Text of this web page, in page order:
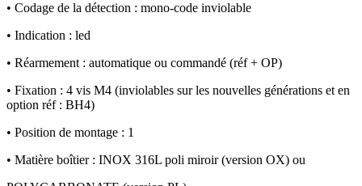
• Codage de la détection : mono-code inviolable
• Indication : led
• Réarmement : automatique ou commandé (réf + OP)
• Fixation : 4 vis M4 (inviolables sur les nouvelles générations et en
option réf : BH4)
• Position de montage : 1
• Matière boîtier : INOX 316L poli miroir (version OX) ou